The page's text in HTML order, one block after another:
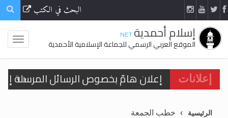
البحث في الكتب
إسلام أحمدية.NET
الموقع العربي الرسمي للجماعة الإسلامية الأحمدية
إعلانات
الرئيسية
خطب الجمعة